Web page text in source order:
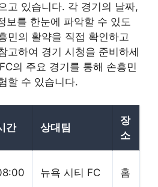
고 있습니다. 각 경기의 날짜,
보를 한눈에 파악할 수 있도
민의 활약을 직접 확인하고
고하여 경기 시청을 준비하세
의 주요 경기를 통해 손흥민
할 수 있습니다.
간 상대팀
장
소
뉴욕 시티 FC 홈